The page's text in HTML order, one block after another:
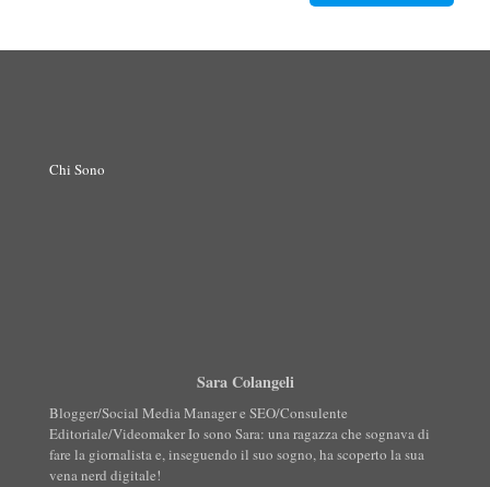
Chi Sono
Sara Colangeli
Blogger/Social Media Manager e SEO/Consulente
Editoriale/Videomaker Io sono Sara: una ragazza che sognava di
fare la giornalista e, inseguendo il suo sogno, ha scoperto la sua
vena nerd digitale!